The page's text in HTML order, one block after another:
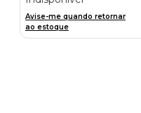
Avise-me quando retornar
ao estoque